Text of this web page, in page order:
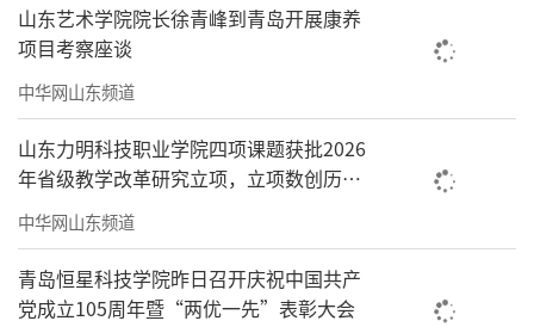
山东艺术学院院长徐青峰到青岛开展康养
项目考察座谈
中华网山东频道
山东力明科技职业学院四项课题获批2026
年省级教学改革研究立项，立项数创历史
新高
中华网山东频道
青岛恒星科技学院昨日召开庆祝中国共产
党成立105周年暨“两优一先”表彰大会